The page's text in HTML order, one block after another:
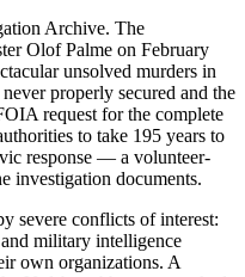
Archive. The
Olof Palme on February
unsolved murders in
properly secured and the
request for the complete
to take 195 years to
response — a volunteer-
investigation documents.
severe conflicts of interest:
military intelligence
own organizations. A